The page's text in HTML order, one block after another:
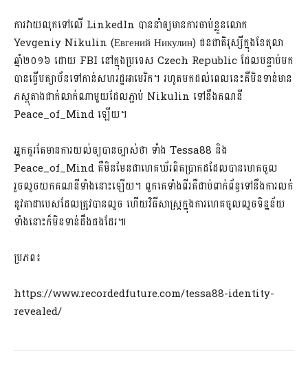
ការវាយលុកទៅលើ LinkedIn បាននាំឲ្យមានការចាប់ខ្លួនលោក
Yevgeniy Nikulin (Евгений Никулин) ជនជាតិរុស្សីក្នុងខែតុលា
ឆ្នាំ២០១៦ ដោយ FBI នៅក្នុងប្រទេស Czech Republic​ ដែលបន្ទាប់មក
បានធ្វើបត្យាប័នទៅកាន់សហរដ្ឋអាមេរិក។ រហូតមកដល់ពេលនេះគឺមិនទាន់មាន
ភស្តុតាងជាក់លាក់ណាមួយដែលភ្ជាប់ Nikulin ទៅនឹងគណនី
Peace_of_Mind ឡើយ។
អ្នកគួរតែមានការយល់ឲ្យបានច្បាស់ថា ទាំង Tessa88 និង
Peace_of_Mind គឺមិនមែនជាហេគឃ័រពិតប្រាកដ​ដែលបានហេគចូល
រួចលួចយកគណនីទាំងនោះឡើយ។ ពួកគេទាំងពីរគឺជាប់ពាក់ព័ន្ធទៅនឹងការលក់
នូវតាដាបេសដែលត្រូវបានលួច ហើយវិធីសាស្ត្រក្នុងការហេគចូលលួចទិន្នន័យ
ទាំងនោះក៏មិនទាន់ដឹងផងដែរ៕
ប្រភព៖
https://www.recordedfuture.com/tessa88-identity-
revealed/